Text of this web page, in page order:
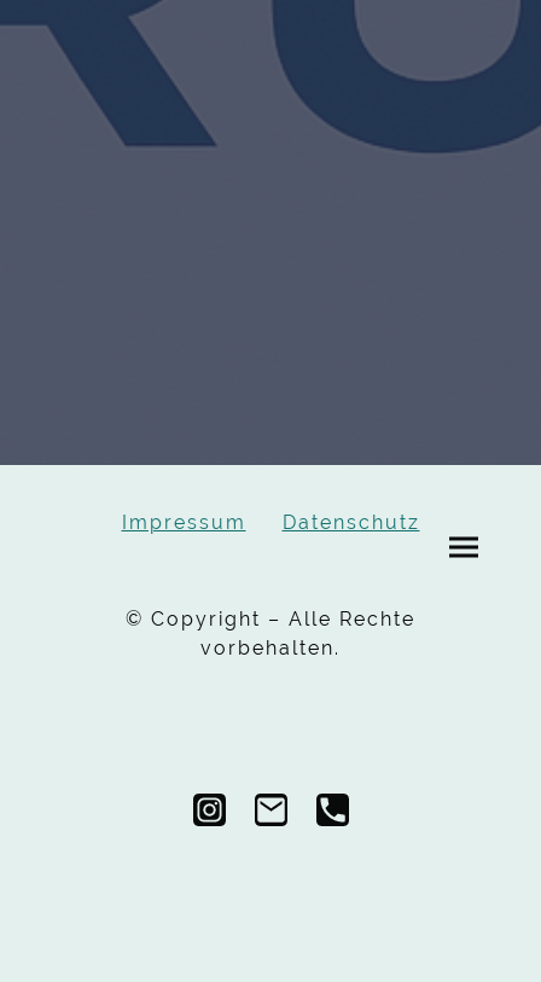
Impressum Datenschutz
© Copyright – Alle Rechte
vorbehalten.